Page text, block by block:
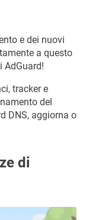
e dei nuovi
a questo
AdGuard!
tracker e
del
DNS, aggiorna o
di